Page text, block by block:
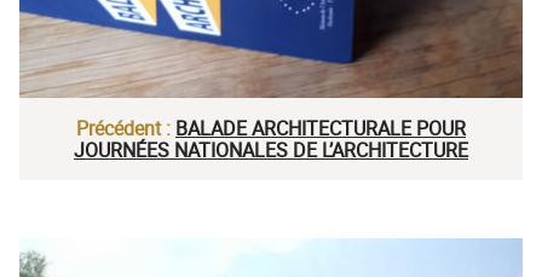
Précédent : BALADE ARCHITECTURALE POUR
JOURNÉES NATIONALES DE L’ARCHITECTURE